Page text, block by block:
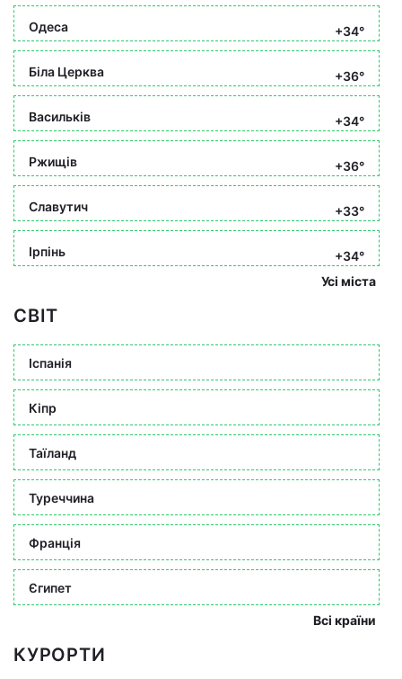
Одеса +34°
Біла Церква +36°
Васильків +34°
Ржищів +36°
Славутич +33°
Ірпінь
+34°
Усі міста
СВІТ
Іспанія
Кіпр
Таїланд
Туреччина
Франція
Єгипет
Всі країни
КУРОРТИ